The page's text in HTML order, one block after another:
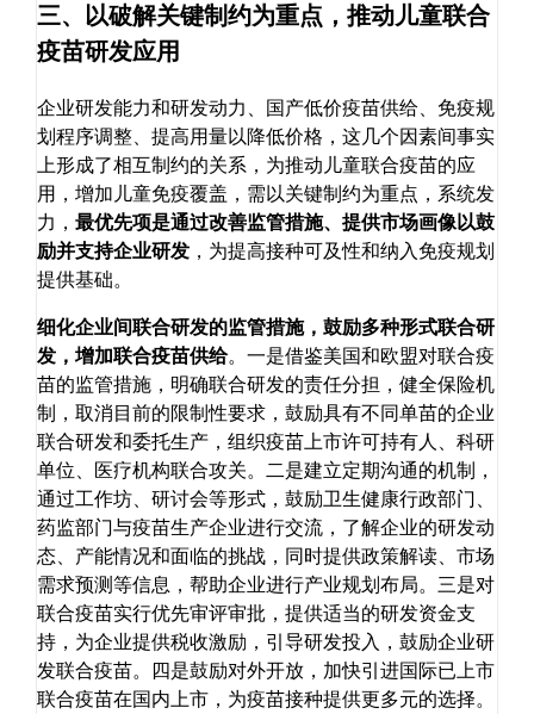
三、以破解关键制约为重点，推动儿童联合
疫苗研发应用
企业研发能力和研发动力、国产低价疫苗供给、免疫规
划程序调整、提高用量以降低价格，这几个因素间事实
上形成了相互制约的关系，为推动儿童联合疫苗的应
用，增加儿童免疫覆盖，需以关键制约为重点，系统发
力， 最优先项是通过改善监管措施、提供市场画像以鼓
励并支持企业研发 ，为提高接种可及性和纳入免疫规划
提供基础。
细化企业间联合研发的监管措施，鼓励多种形式联合研
发，增加联合疫苗供给。一是借鉴美国和欧盟对联合疫
苗的监管措施，明确联合研发的责任分担，健全保险机
制，取消目前的限制性要求，鼓励具有不同单苗的企业
联合研发和委托生产，组织疫苗上市许可持有人、科研
单位、医疗机构联合攻关。二是建立定期沟通的机制，
通过工作坊、研讨会等形式，鼓励卫生健康行政部门、
药监部门与疫苗生产企业进行交流，了解企业的研发动
态、产能情况和面临的挑战，同时提供政策解读、市场
需求预测等信息，帮助企业进行产业规划布局。三是对
联合疫苗实行优先审评审批，提供适当的研发资金支
持，为企业提供税收激励，引导研发投入，鼓励企业研
发联合疫苗。四是鼓励对外开放，加快引进国际已上市
联合疫苗在国内上市，为疫苗接种提供更多元的选择。